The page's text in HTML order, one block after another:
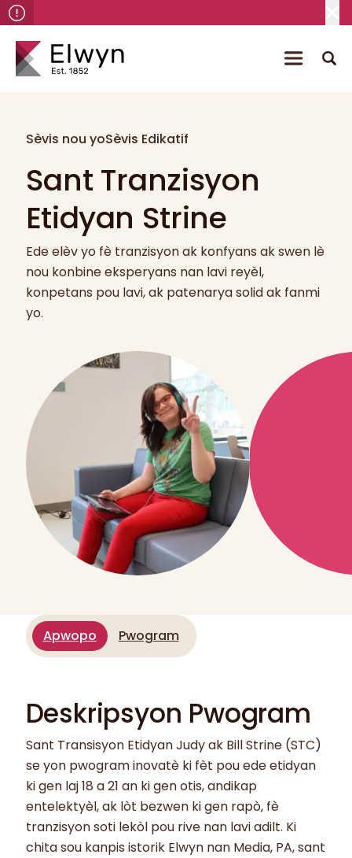
Sèvis nou yoSèvis Edikatif
Sant Tranzisyon
Etidyan Strine
Ede elèv yo fè tranzisyon ak konfyans ak swen lè
nou konbine eksperyans nan lavi reyèl,
konpetans pou lavi, ak patenarya solid ak fanmi
yo.
Apwopo Pwogram
Deskripsyon Pwogram
Sant Transisyon Etidyan Judy ak Bill Strine (STC)
se yon pwogram inovatè ki fèt pou ede etidyan
ki gen laj 18 a 21 an ki gen otis, andikap
entelektyèl, ak lòt bezwen ki gen rapò, fè
tranzisyon soti lekòl pou rive nan lavi adilt. Ki
chita sou kanpis istorik Elwyn nan Media, PA, sant